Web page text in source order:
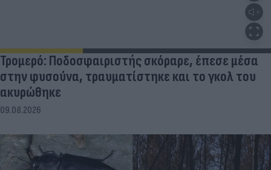
Τρομερό: Ποδοσφαιριστής σκόραρε, έπεσε μέσα
στην φυσούνα, τραυματίστηκε και το γκολ του
ακυρώθηκε
09.08.2026